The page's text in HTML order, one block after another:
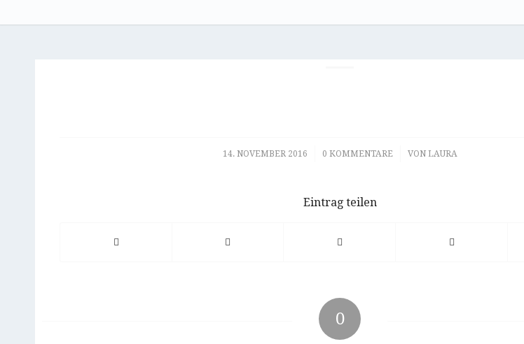
14. NOVEMBER 2016
/ 0 KOMMENTARE
/ VON LAURA
Eintrag teilen
0